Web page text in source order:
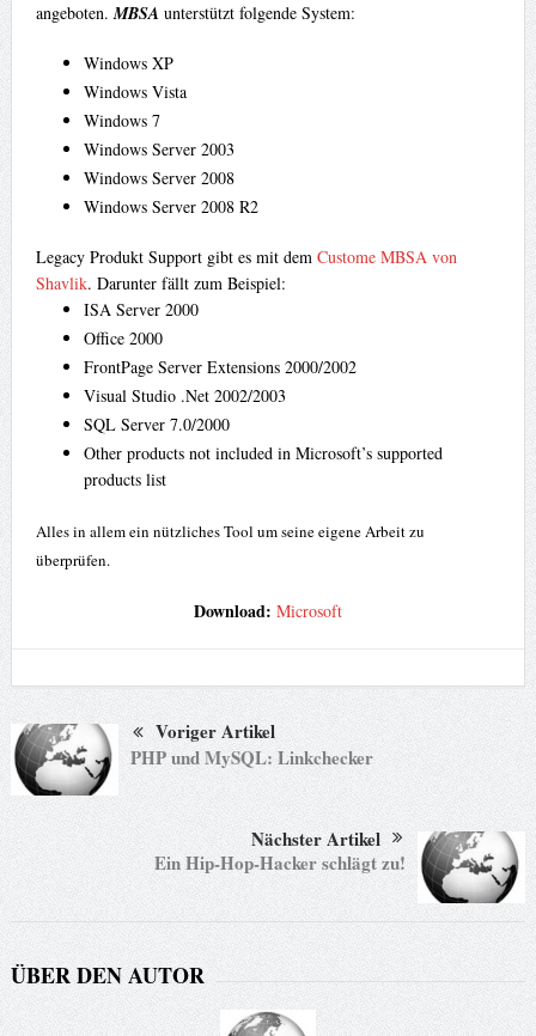
angeboten.MBSAunterstützt folgende System:
Windows XP
Windows Vista
Windows 7
Windows Server 2003
Windows Server 2008
Windows Server 2008 R2
Legacy Produkt Support gibt es mit dem Custome MBSA von
Shavlik. Darunter fällt zum Beispiel:
ISA Server 2000
Office 2000
FrontPage Server Extensions 2000/2002
Visual Studio .Net 2002/2003
SQL Server 7.0/2000
Other products not included in Microsoft’s supported
products list
Alles in allem ein nützliches Tool um seine eigene Arbeit zu
überprüfen.
Download: Microsoft
Voriger Artikel
PHP und MySQL: Linkchecker
Nächster Artikel
Ein Hip-Hop-Hacker schlägt zu!
ÜBER DEN AUTOR